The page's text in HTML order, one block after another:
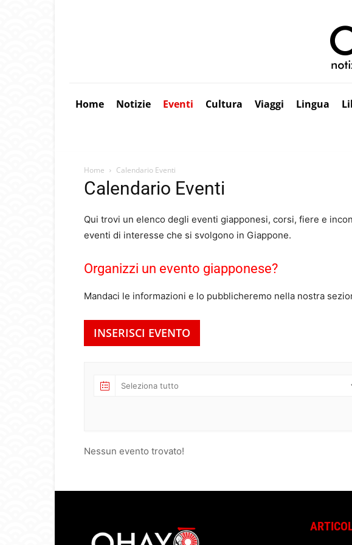
Home Notizie Eventi Cultura Viaggi Lingua
Home Calendario Eventi
Calendario Eventi
Qui trovi un elenco degli eventi giapponesi, corsi, fiere e
eventi di interesse che si svolgono in Giappone.
Organizzi un evento giapponese?
Mandaci le informazioni e lo pubblicheremo nella nostra
INSERISCI EVENTO
Nessun evento trovato!